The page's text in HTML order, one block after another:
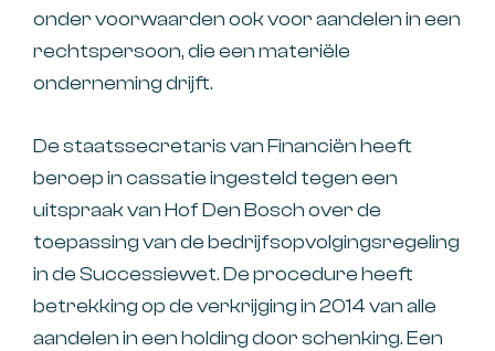
onder voorwaarden ook voor aandelen in een
rechtspersoon, die een materiële
onderneming drijft.
De staatssecretaris van Financiën heeft
beroep in cassatie ingesteld tegen een
uitspraak van Hof Den Bosch over de
toepassing van de bedrijfsopvolgingsregeling
in de Successiewet. De procedure heeft
betrekking op de verkrijging in 2014 van alle
aandelen in een holding door schenking. Een